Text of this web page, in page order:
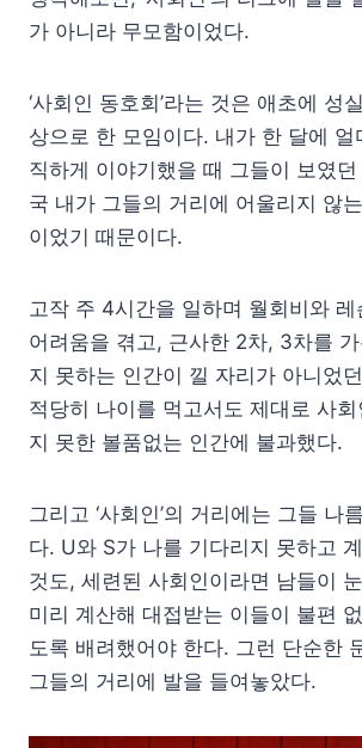
가 아니라 무모함이었다.
‘사회인 동호회’라는 것은 애초에 성
상으로 한 모임이다. 내가 한 달에 얼
직하게 이야기했을 때 그들이 보였
국 내가 그들의 거리에 어울리지 않
이었기 때문이다.
고작 주 4시간을 일하며 월회비와 레
어려움을 겪고, 근사한 2차, 3차를
지 못하는 인간이 낄 자리가 아니었
적당히 나이를 먹고서도 제대로 사
지 못한 볼품없는 인간에 불과했다.
그리고 ‘사회인’의 거리에는 그들 나
다. U와 S가 나를 기다리지 못하고
것도, 세련된 사회인이라면 남들이
미리 계산해 대접받는 이들이 불편
도록 배려했어야 한다. 그런 단순한
그들의 거리에 발을 들여놓았다.